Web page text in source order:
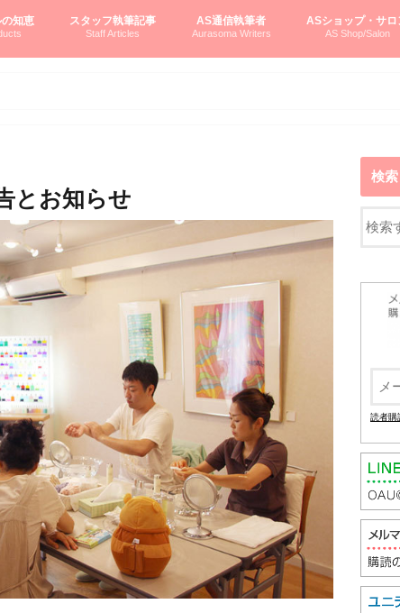
知恵 スタッフ執筆記事
Staff Articles
AS通信執筆者
Aurasoma Writers
ASショップ・サロ
AS Shop/Salon
とお知らせ
検索
読者購